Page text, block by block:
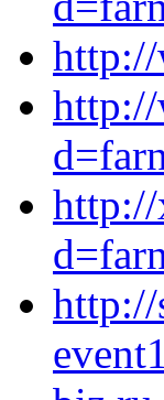
http://
http://